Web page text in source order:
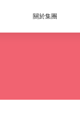
關於集團